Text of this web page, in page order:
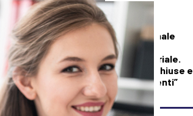
SALUTE E BENESSERE
Maxi incendio a Finale
Emilia, in fiamme
capannone industriale.
L’Ausl: “Finestre chiuse e
condizionatori spenti”
SEGUICI SUI SOCIAL